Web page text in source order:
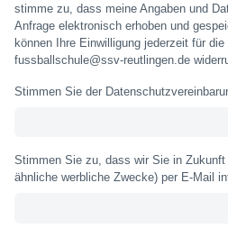
stimme zu, dass meine Angaben und
Anfrage elektronisch erhoben und
können Ihre Einwilligung jederzeit für
fussballschule@ssv-reutlingen.de
Stimmen Sie der
Stimmen Sie zu, dass wir Sie in Zukunft
ähnliche werbliche Zwecke) per E-Mail